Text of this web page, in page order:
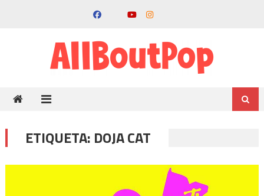
ETIQUETA: DOJA CAT